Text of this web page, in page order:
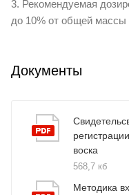
3. Рекомендуемая
до 10% от общей массы
Документы
воска
568,7 кб
Методика